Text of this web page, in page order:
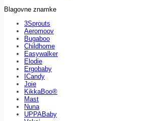
Blagovne znamke
3Sprouts
Aeromoov
Bugaboo
Childhome
Easywalker
Elodie
Ergobaby
ICandy
Joie
KikkaBoo®
Mast
Nuna
UPPABaby